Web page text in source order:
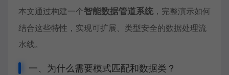
本文通过构建一个智能数据管道系统 ，完整演示如何
结合这些特性，实现可扩展、类型安全的数据处理流
水线。
一、为什么需要模式匹配和数据类？